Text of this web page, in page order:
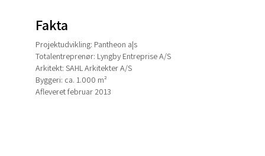
Fakta
Projektudvikling: Pantheon a|s
Totalentreprenør: Lyngby Entreprise A/S
Arkitekt: SAHL Arkitekter A/S
Byggeri: ca. 1.000 m²
Afleveret februar 2013